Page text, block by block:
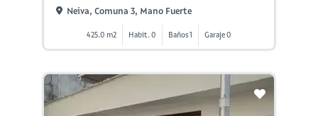
Neiva, Comuna 3, Mano Fuerte
425.0 m2 Habit. 0 Baños 1 Garaje 0